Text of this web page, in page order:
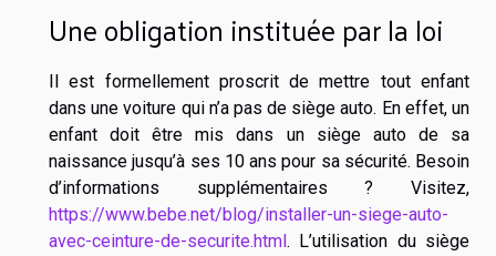
Une obligation instituée par la loi
Il est formellement proscrit de mettre tout enfant
dans une voiture qui n’a pas de siège auto. En effet, un
enfant doit être mis dans un siège auto de sa
naissance jusqu’à ses 10 ans pour sa sécurité. Besoin
d’informations supplémentaires ? Visitez,
https://www.bebe.net/blog/installer-un-siege-auto-
avec-ceinture-de-securite.html . L’utilisation du siège